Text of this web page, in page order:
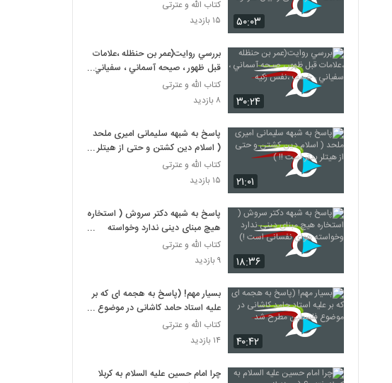
۵۰:۰۳
کتاب الله و عترتی
۱۵ بازدید
۳۰:۲۴
بررسي روايت(عمر بن حنظله ،علامات
قبل ظهور ، صيحه آسماني ، سفياني ،
خسف ،نفس زکيه
کتاب الله و عترتی
۸ بازدید
۲۱:۰۱
پاسخ به شبهه سلیمانی امیری ملحد
( اسلام دین کشتن و حتی از هیتلر
بدتر است !! )
کتاب الله و عترتی
۱۵ بازدید
۱۸:۳۶
پاسخ به شبهه دکتر سروش ( استخاره
هیچ مبنای دینی ندارد وخواسته
هوای نفسانی است !)
کتاب الله و عترتی
۹ بازدید
۴۰:۴۲
بسیار مهم! (پاسخ به هجمه ای که بر
علیه استاد حامد کاشانی در موضوع
فلسطین مطرح شد
کتاب الله و عترتی
۱۴ بازدید
چرا امام حسین علیه السلام به کربلا